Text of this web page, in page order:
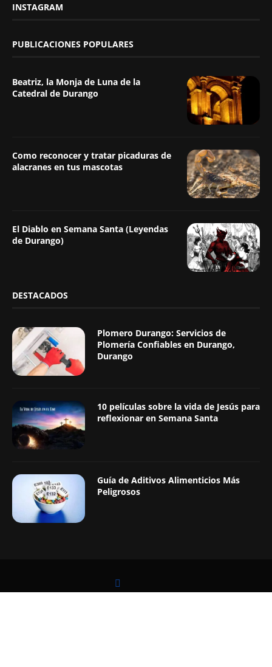
INSTAGRAM
PUBLICACIONES POPULARES
Beatriz, la Monja de Luna de la
Catedral de Durango
Como reconocer y tratar picaduras de
alacranes en tus mascotas
El Diablo en Semana Santa (Leyendas
de Durango)
DESTACADOS
Plomero Durango: Servicios de
Plomería Confiables en Durango,
Durango
10 películas sobre la vida de Jesús para
reflexionar en Semana Santa
Guía de Aditivos Alimenticios Más
Peligrosos